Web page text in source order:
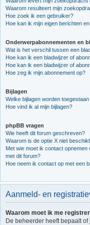
Waarom resulteert mijn
Hoe zoek ik een gebruiker?
Hoe kan ik mijn eigen berichten
Onderwerpabonnementen en
Wat is het verschil tussen een
Hoe kan ik een bladwijzer of
Hoe kan ik een bladwijzer of
Hoe zeg ik mijn abonnement op?
Bijlagen
Welke bijlagen worden
Hoe vind ik al mijn bijlagen?
phpBB vragen
Wie heeft dit forum geschreven?
Waarom is de optie X niet
Met wie moet ik contact
met dit forum?
Hoe neem ik contact op met een
Aanmeld- en
Waarom moet ik me
De beheerder heeft bepaalt